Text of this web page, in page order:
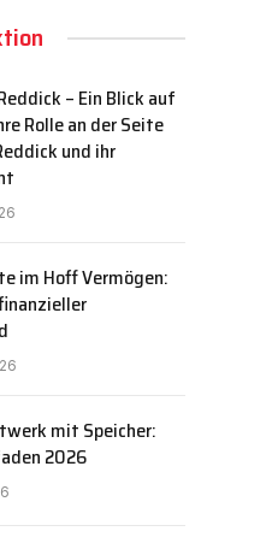
– Ein Blick auf
Rolle an der Seite
und ihr
im Hoff Vermögen:
mit Speicher:
2026